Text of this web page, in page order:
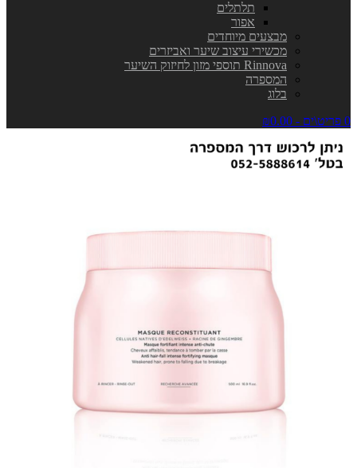
תלתלים
אפור
מבצעים מיוחדים
מכשירי עיצוב שיער ואביזרים
Rinnova תוספי מזון לחיזוק השיער
המספרה
בלוג
0 פריט\ים - ₪0.00